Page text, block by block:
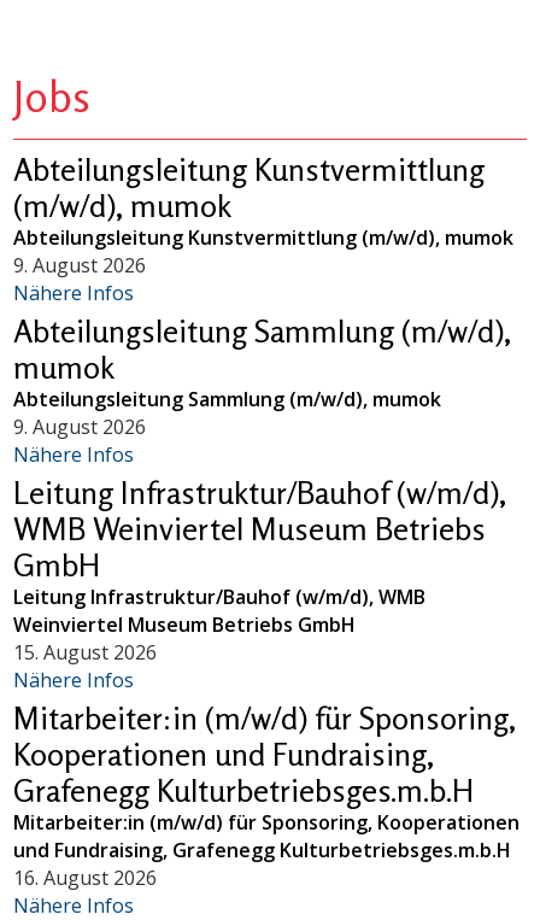
Jobs
Abteilungsleitung Kunstvermittlung
(m/w/d), mumok
Abteilungsleitung Kunstvermittlung (m/w/d), mumok
9. August 2026
Nähere Infos
Abteilungsleitung Sammlung (m/w/d),
mumok
Abteilungsleitung Sammlung (m/w/d), mumok
9. August 2026
Nähere Infos
Leitung Infrastruktur/Bauhof (w/m/d),
WMB Weinviertel Museum Betriebs
GmbH
Leitung Infrastruktur/Bauhof (w/m/d), WMB
Weinviertel Museum Betriebs GmbH
15. August 2026
Nähere Infos
Mitarbeiter:in (m/w/d) für Sponsoring,
Kooperationen und Fundraising,
Grafenegg Kulturbetriebsges.m.b.H
Mitarbeiter:in (m/w/d) für Sponsoring, Kooperationen
und Fundraising, Grafenegg Kulturbetriebsges.m.b.H
16. August 2026
Nähere Infos